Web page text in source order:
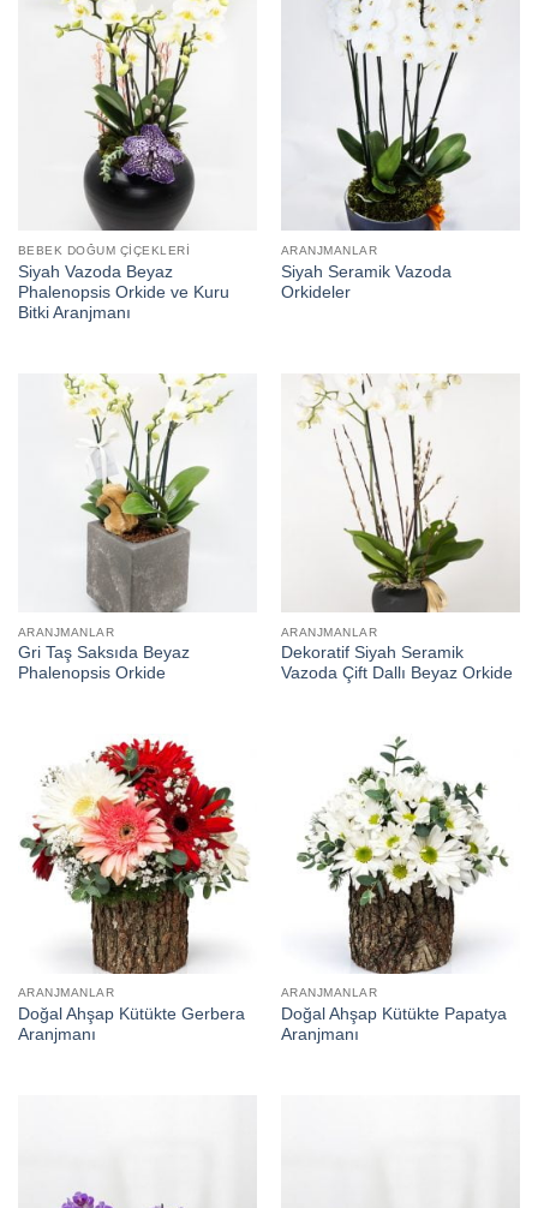
BEBEK DOĞUM ÇIÇEKLERI
Siyah Vazoda Beyaz
Phalenopsis Orkide ve Kuru
Bitki Aranjmanı
ARANJMANLAR
Siyah Seramik Vazoda
Orkideler
ARANJMANLAR
Gri Taş Saksıda Beyaz
Phalenopsis Orkide
ARANJMANLAR
Dekoratif Siyah Seramik
Vazoda Çift Dallı Beyaz Orkide
ARANJMANLAR
Doğal Ahşap Kütükte Gerbera
Aranjmanı
ARANJMANLAR
Doğal Ahşap Kütükte Papatya
Aranjmanı